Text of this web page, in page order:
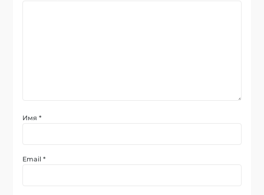
Имя*
Email*